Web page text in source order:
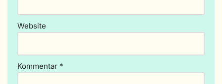
Website
Kommentar *